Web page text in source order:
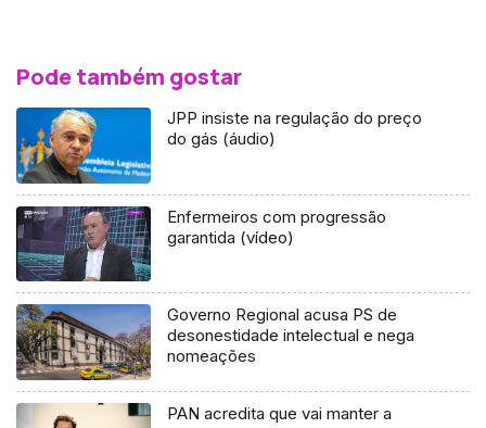
Pode também gostar
JPP insiste na regulação do preço
do gás (áudio)
Enfermeiros com progressão
garantida (vídeo)
Governo Regional acusa PS de
desonestidade intelectual e nega
nomeações
PAN acredita que vai manter a